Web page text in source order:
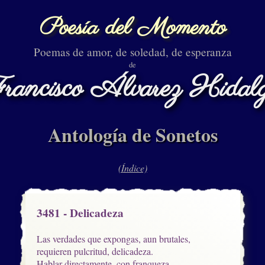
Poesía del Momento
Poemas de amor, de soledad, de esperanza
de
Álvarez
Antología de Sonetos
(Índice)
3481 - Delicadeza
Las verdades que expongas, aun brutales,
requieren pulcritud, delicadeza.